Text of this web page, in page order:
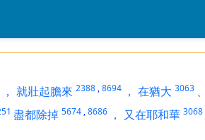
， 就壯起膽來 2388 ,8694 ， 在猶大 3063 、
盡都除掉 5674 ,8686 ， 又在耶和華 3068